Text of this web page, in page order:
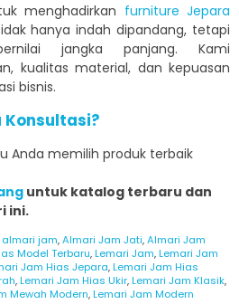
menghadirkan furniture Jepara
hanya indah dipandang, tetapi
jangka panjang. Kami
kualitas material, dan kepuasan
bisnis.
Konsultasi?
Anda memilih produk terbaik
untuk katalog terbaru dan
ini.
almari jam,Almari Jam Jati,Almari Jam
Model Terbaru,Lemari Jam,Lemari Jam
Jam Hias Jepara,Lemari Jam Hias
,Lemari Jam Hias Ukir,Lemari Jam Klasik,
Mewah Modern,Lemari Jam Modern